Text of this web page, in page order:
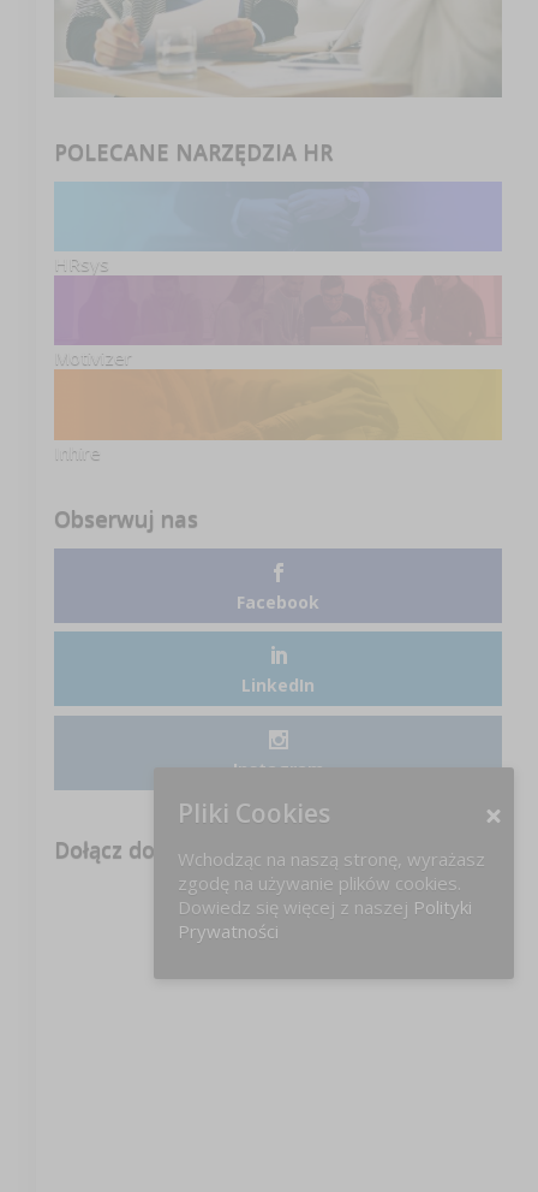
POLECANE NARZĘDZIA HR
HRsys
Motivizer
Inhire
Obserwuj nas
Facebook
LinkedIn
Instagram
Dołącz do nas na FB!
Pliki Cookies
Wchodząc na naszą stronę, wyrażasz
zgodę na używanie plików cookies.
Dowiedz się więcej z naszej Polityki
Prywatności